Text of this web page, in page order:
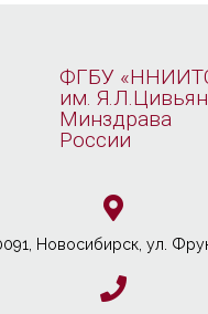
ФГБУ
им.
Минздрава
России
Новосибирcк, ул.